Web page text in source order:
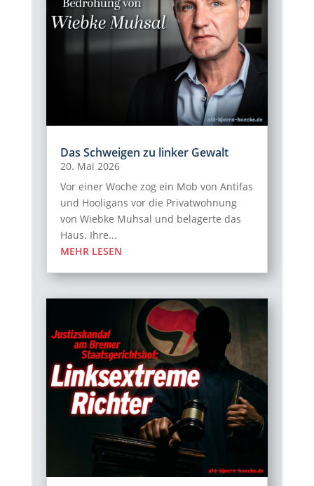
Das Schweigen zu linker Gewalt
20. Mai 2026
Vor einer Woche zog ein Mob von Antifas
und Hooligans vor die Privatwohnung
von Wiebke Muhsal und belagerte das
Haus. Ihre...
MEHR LESEN